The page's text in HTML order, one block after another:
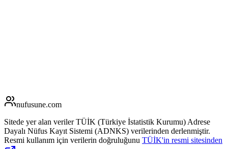
nufusune.com
Sitede yer alan veriler TÜİK (Türkiye İstatistik Kurumu) Adrese
Dayalı Nüfus Kayıt Sistemi (ADNKS) verilerinden derlenmiştir.
Resmi kullanım için verilerin doğruluğunu TÜİK'in resmi sitesinden